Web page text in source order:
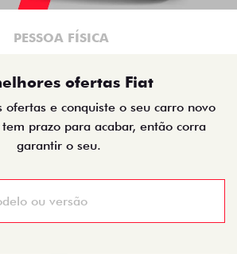
PESSOA FÍSICA
ofertas Fiat
ofertas e conquiste o seu carro novo
prazo para acabar, então corra
garantir o seu.